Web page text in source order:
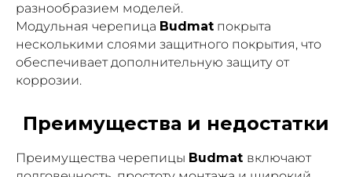
разнообразием моделей.
Модульная черепица Budmat покрыта
несколькими слоями защитного покрытия, что
обеспечивает дополнительную защиту от
коррозии.
Преимущества и недостатки
Преимущества черепицы Budmat включают